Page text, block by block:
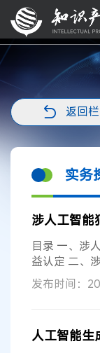
返回
实务
涉人工智能
目录 一、涉
益认定 二、
的刑事责任边
发布时间：